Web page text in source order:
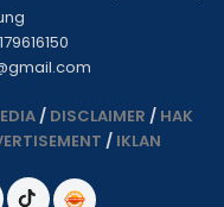
/ DISCLAIMER / HAK
/ IKLAN